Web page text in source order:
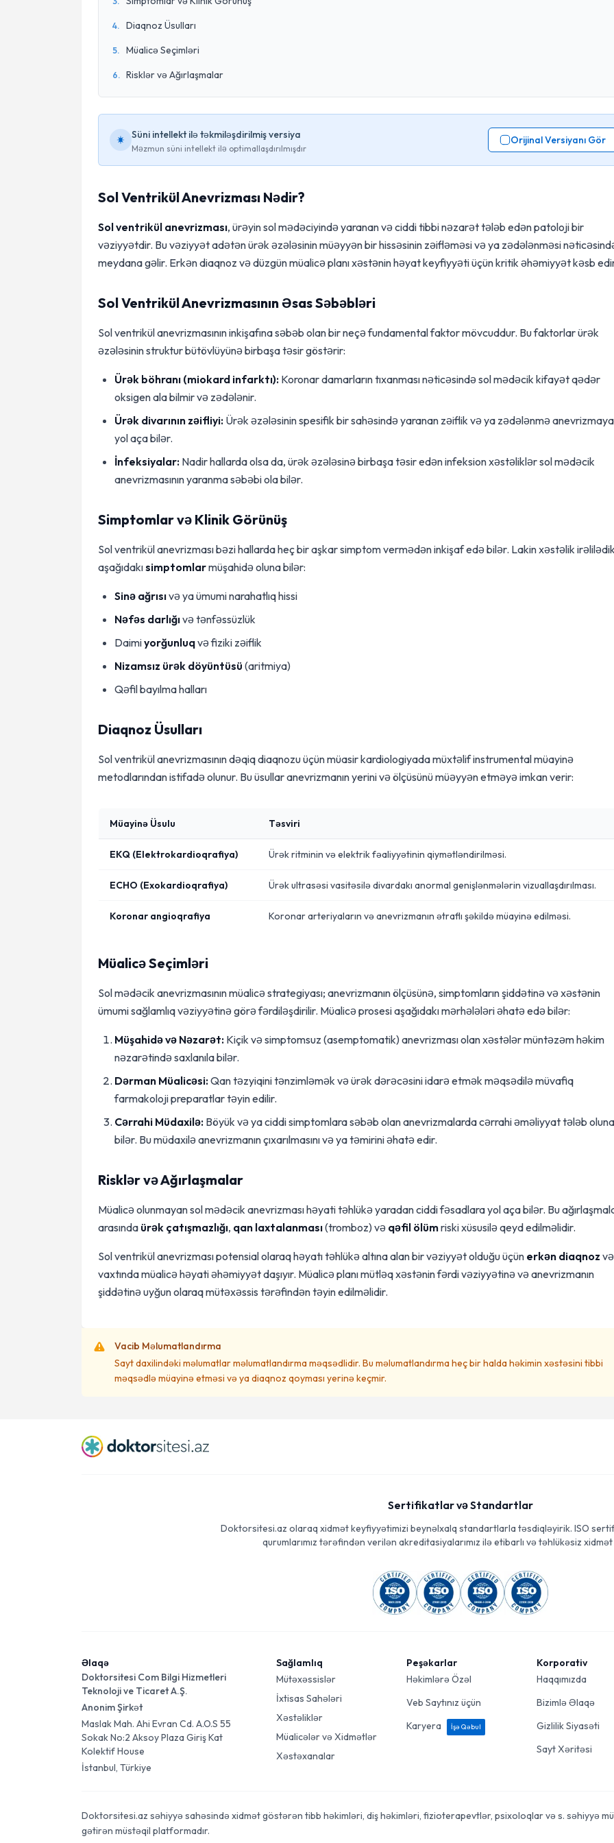
4. Diaqnoz Üsulları
5. Müalicə Seçimləri
6. Risklər və Ağırlaşmalar
Süni intellekt ilə təkmiləşdirilmiş versiya
Məzmun süni intellekt ilə optimallaşdırılmışdır
Orijinal Versiyanı Gör
Sol Ventrikül Anevrizması Nədir?
Sol ventrikül anevrizması, ürəyin sol mədəciyində yaranan və ciddi tibbi nəzarət tələb edən patoloji bir
vəziyyətdir. Bu vəziyyət adətən ürək əzələsinin müəyyən bir hissəsinin zəifləməsi və ya zədələnməsi
meydana gəlir. Erkən diaqnoz və düzgün müalicə planı xəstənin həyat keyfiyyəti üçün kritik əhəmiyyət kəsb
Sol Ventrikül Anevrizmasının Əsas Səbəbləri
Sol ventrikül anevrizmasının inkişafına səbəb olan bir neçə fundamental faktor mövcuddur. Bu faktorlar ürək
əzələsinin struktur bütövlüyünə birbaşa təsir göstərir:
Ürək böhranı (miokard infarktı): Koronar damarların tıxanması nəticəsində sol mədəcik kifayət qədər
oksigen ala bilmir və zədələnir.
Ürək divarının zəifliyi: Ürək əzələsinin spesifik bir sahəsində yaranan zəiflik və ya zədələnmə anevrizmaya
yol aça bilər.
İnfeksiyalar: Nadir hallarda olsa da, ürək əzələsinə birbaşa təsir edən infeksion xəstəliklər sol mədəcik
anevrizmasının yaranma səbəbi ola bilər.
Simptomlar və Klinik Görünüş
Sol ventrikül anevrizması bəzi hallarda heç bir aşkar simptom vermədən inkişaf edə bilər. Lakin xəstəlik
aşağıdakısimptomlarmüşahidə oluna bilər:
Sinə ağrısıvə ya ümumi narahatlıq hissi
Nəfəs darlığıvə tənfəssüzlük
Daimiyorğunluqvə fiziki zəiflik
Nizamsız ürək döyüntüsü (aritmiya)
Qəfil bayılma halları
Diaqnoz Üsulları
Sol ventrikül anevrizmasının dəqiq diaqnozu üçün müasir kardiologiyada müxtəlif instrumental müayinə
metodlarından istifadə olunur. Bu üsullar anevrizmanın yerini və ölçüsünü müəyyən etməyə imkan verir:
Müayinə Üsulu Təsviri
EKQ (Elektrokardioqrafiya) Ürək ritminin və elektrik fəaliyyətinin qiymətləndirilməsi.
ECHO (Exokardioqrafiya) Ürək ultrasəsi vasitəsilə divardakı anormal genişlənmələrin vizuallaşdırılması.
Koronar angioqrafiya Koronar arteriyaların və anevrizmanın ətraflı şəkildə müayinə edilməsi.
Müalicə Seçimləri
Sol mədəcik anevrizmasının müalicə strategiyası; anevrizmanın ölçüsünə, simptomların şiddətinə və xəstənin
ümumi sağlamlıq vəziyyətinə görə fərdiləşdirilir. Müalicə prosesi aşağıdakı mərhələləri əhatə edə bilər:
Müşahidə və Nəzarət: Kiçik və simptomsuz (asemptomatik) anevrizması olan xəstələr müntəzəm həkim
nəzarətində saxlanıla bilər.
Dərman Müalicəsi:Qan təzyiqini tənzimləmək və ürək dərəcəsini idarə etmək məqsədilə müvafiq
farmakoloji preparatlar təyin edilir.
Cərrahi Müdaxilə: Böyük və ya ciddi simptomlara səbəb olan anevrizmalarda cərrahi əməliyyat tələb oluna
bilər. Bu müdaxilə anevrizmanın çıxarılmasını və ya təmirini əhatə edir.
Risklər və Ağırlaşmalar
Müalicə olunmayan sol mədəcik anevrizması həyati təhlükə yaradan ciddi fəsadlara yol aça bilər. Bu
arasında ürək çatışmazlığı, qan laxtalanması(tromboz) və qəfil ölümriski xüsusilə qeyd edilməlidir.
Sol ventrikül anevrizması potensial olaraq həyatı təhlükə altına alan bir vəziyyət olduğu üçün erkən diaqnoz və
vaxtında müalicə həyati əhəmiyyət daşıyır. Müalicə planı mütləq xəstənin fərdi vəziyyətinə və anevrizmanın
şiddətinə uyğun olaraq mütəxəssis tərəfindən təyin edilməlidir.
Vacib Məlumatlandırma
Sayt daxilindəki məlumatlar məlumatlandırma məqsədlidir. Bu məlumatlandırma heç bir halda həkimin xəstəsini tibbi
məqsədlə müayinə etməsi və ya diaqnoz qoyması yerinə keçmir.
Sertifikatlar və Standartlar
Doktorsitesi.az olaraq xidmət keyfiyyətimizi beynəlxalq standartlarla təsdiqləyirik. ISO
qurumlarımız tərəfindən verilən akreditasiyalarımız ilə etibarlı və təhlükəsiz
Əlaqə
Doktorsitesi Com Bilgi Hizmetleri
Teknoloji ve Ticaret A.Ş.
Anonim Şirkət
Maslak Mah. Ahi Evran Cd. A.O.S 55
Sokak No:2 Aksoy Plaza Giriş Kat
Kolektif House
İstanbul, Türkiye
Sağlamlıq
Mütəxəssislər
İxtisas Sahələri
Xəstəliklər
Müalicələr və Xidmətlər
Xəstəxanalar
Peşəkarlar
Həkimlərə Özəl
Veb Saytınız üçün
Karyera
İşə Qəbul
Korporativ
Haqqımızda
Bizimlə Əlaqə
Gizlilik Siyasəti
Sayt Xəritəsi
Doktorsitesi.az səhiyyə sahəsində xidmət göstərən tibb həkimləri, diş həkimləri, fizioterapevtlər, psixoloqlar və s. səhiyyə
gətirən müstəqil platformadır.